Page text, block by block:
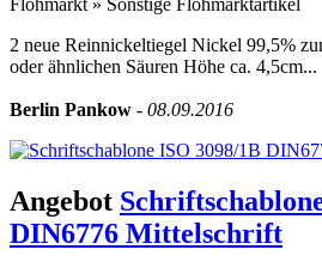
Flohmarkt » Sonstige Flohmarktartikel
2 neue Reinnickeltiegel Nickel 99,5%
oder ähnlichen Säuren Höhe ca. 4,5cm...
Berlin Pankow - 08.09.2016
Angebot
DIN6776 Mittelschrift